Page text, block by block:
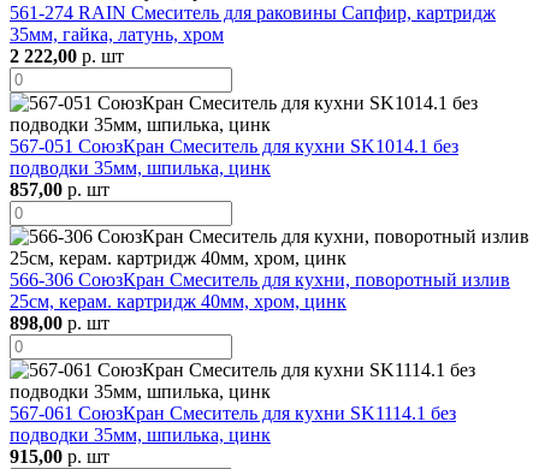
561-274 RAIN Смеситель для раковины Сапфир, картридж
35мм, гайка, латунь, хром
2 222,00 р. шт
567-051 СоюзКран Смеситель для кухни SK1014.1 без
подводки 35мм, шпилька, цинк
857,00 р. шт
566-306 СоюзКран Смеситель для кухни, поворотный излив
25см, керам. картридж 40мм, хром, цинк
898,00 р. шт
567-061 СоюзКран Смеситель для кухни SK1114.1 без
подводки 35мм, шпилька, цинк
915,00 р. шт